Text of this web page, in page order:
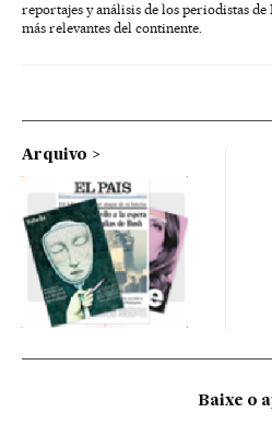
reportajes y análisis de los periodistas
más relevantes del continente.
Arquivo
Baixe o